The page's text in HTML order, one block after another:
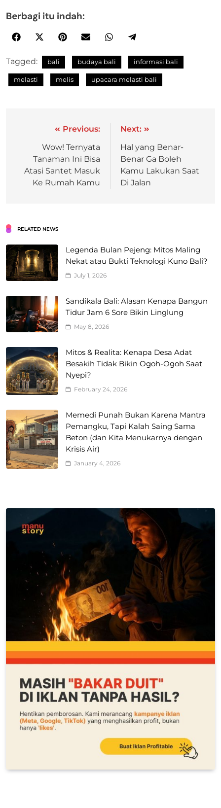
Berbagi itu indah:
Tagged: bali budaya bali informasi bali
melasti melis upacara melasti bali
Previous:
Wow! Ternyata
Tanaman Ini Bisa
Atasi Santet Masuk
Ke Rumah Kamu
Next:
Hal yang Benar-
Benar Ga Boleh
Kamu Lakukan Saat
Di Jalan
RELATED NEWS
Legenda Bulan Pejeng: Mitos Maling
Nekat atau Bukti Teknologi Kuno Bali?
July 1, 2026
Sandikala Bali: Alasan Kenapa Bangun
Tidur Jam 6 Sore Bikin Linglung
May 8, 2026
Mitos & Realita: Kenapa Desa Adat
Besakih Tidak Bikin Ogoh-Ogoh Saat
Nyepi?
February 24, 2026
Memedi Punah Bukan Karena Mantra
Pemangku, Tapi Kalah Saing Sama
Beton (dan Kita Menukarnya dengan
Krisis Air)
January 4, 2026